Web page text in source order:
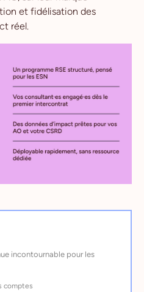
et fidélisation des
réel.
incontournable pour les
comptes